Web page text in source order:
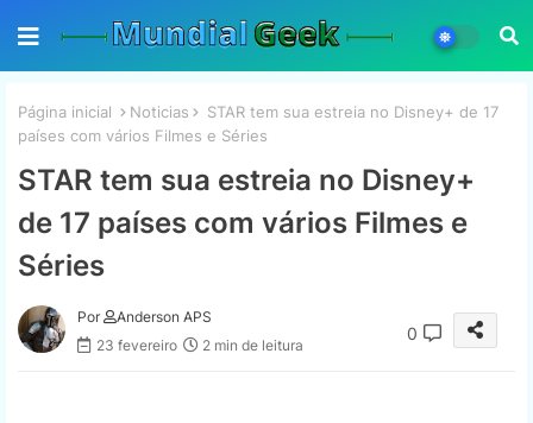
Página inicial Noticias
STAR tem sua estreia no Disney+ de 17
países com vários Filmes e Séries
STAR tem sua estreia no Disney+
de 17 países com vários Filmes e
Séries
Por
Anderson APS
23 fevereiro
2 min de leitura
0